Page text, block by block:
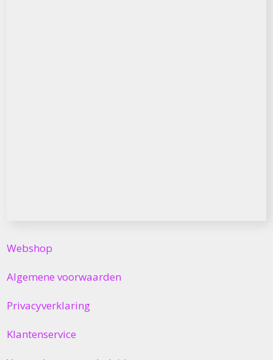
Webshop
Algemene voorwaarden
Privacyverklaring
Klantenservice